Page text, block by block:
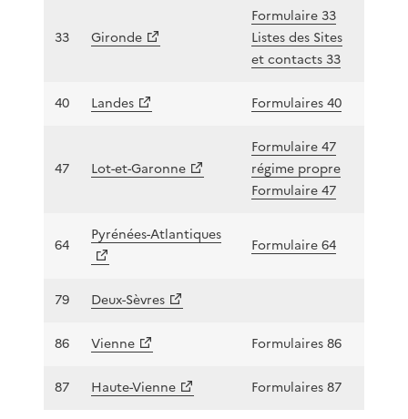
33 Gironde
Formulaire 33
Listes des Sites
et contacts 33
40 Landes Formulaires 40
47 Lot-et-Garonne
Formulaire 47
régime propre
Formulaire 47
64
Pyrénées-Atlantiques
Formulaire 64
79 Deux-Sèvres
86 Vienne Formulaires 86
87 Haute-Vienne Formulaires 87